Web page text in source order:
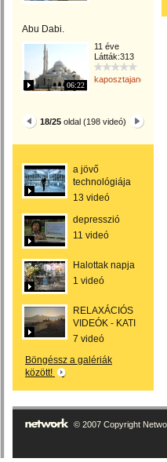
Abu Dabi.
06:22
11 éve
Látták:313
kaposztajanos
18/25 oldal (198 videó)
a jövő
technológiája
13 videó
depresszió
11 videó
Halottak napja
1 videó
RELAXÁCIÓS
VIDEÓK - KATI
7 videó
Böngéssz a galériák
között!
© 2007 Copyright